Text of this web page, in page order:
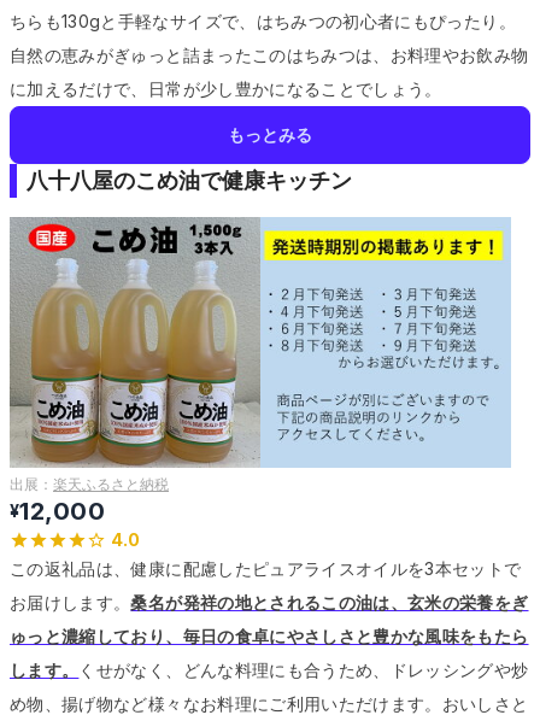
ちらも130gと手軽なサイズで、はちみつの初心者にもぴったり。
自然の恵みがぎゅっと詰まったこのはちみつは、お料理やお飲み物
に加えるだけで、日常が少し豊かになることでしょう。
もっとみる
八十八屋のこめ油で健康キッチン
出展： 楽天ふるさと納税
¥12,000
4.0
この返礼品は、健康に配慮したピュアライスオイルを3本セットで
お届けします。桑名が発祥の地とされるこの油は、玄米の栄養をぎ
ゅっと濃縮しており、毎日の食卓にやさしさと豊かな風味をもたら
します。
くせがなく、どんな料理にも合うため、ドレッシングや炒
め物、揚げ物など様々なお料理にご利用いただけます。 おいしさと